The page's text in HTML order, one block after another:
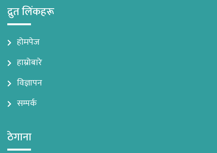
द्रुत लिंकहरू
होमपेज
हाम्रोबारे
विज्ञापन
सम्पर्क
ठेगाना